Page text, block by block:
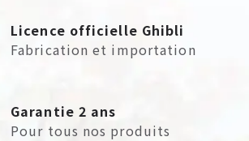
Licence officielle Ghibli
Fabrication et importation
Garantie 2 ans
Pour tous nos produits